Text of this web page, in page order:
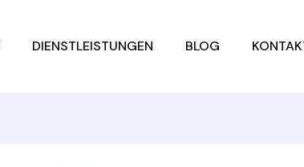
DIENSTLEISTUNGEN BLOG